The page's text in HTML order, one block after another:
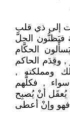
إلى ذي قلب
فيَظنُّون الحلَّ
الحكَّام
, وقِدَم الحاكم
ومملكته ,
, فكلُّهم
يُعقَل أنْ يُصبِح
وإنْ أعطى